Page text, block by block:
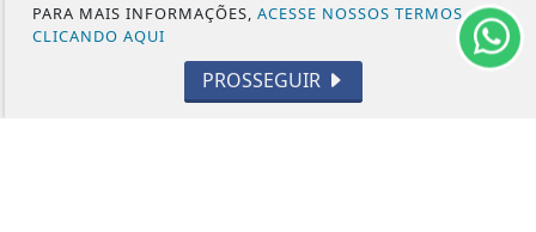
ÁGUA PRETA 24H - TODOS OS DIREITOS RESERVADOS
PARA MAIS INFORMAÇÕES, ACESSE NOSSOS TERMOS
CLICANDO AQUI
PROSSEGUIR